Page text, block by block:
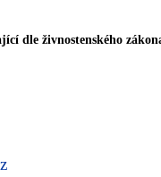
dle živnostenského